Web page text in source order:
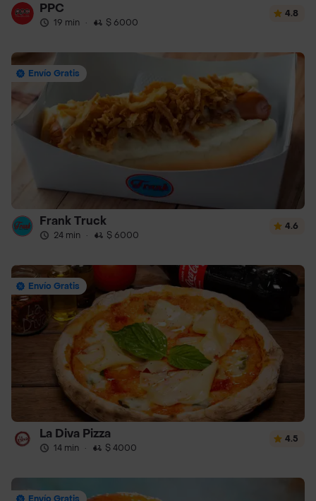
PPC
19 min · $ 6000
4.8
Envío Gratis
Frank Truck
24 min · $ 6000
4.6
Envío Gratis
La Diva Pizza
14 min · $ 4000
4.5